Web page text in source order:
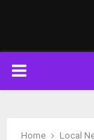
PRIMARY
Home
Local